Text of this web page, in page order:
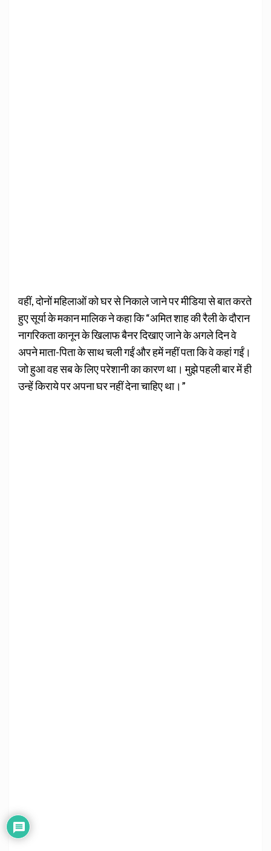
वहीं, दोनों महिलाओं को घर से निकाले जाने पर मीडिया से बात करते
हुए सूर्या के मकान मालिक ने कहा कि “अमित शाह की रैली के दौरान
नागरिकता कानून के खिलाफ बैनर दिखाए जाने के अगले दिन वे
अपने माता-पिता के साथ चली गईं और हमें नहीं पता कि वे कहां गईं।
जो हुआ वह सब के लिए परेशानी का कारण था। मुझे पहली बार में ही
उन्हें किराये पर अपना घर नहीं देना चाहिए था।”